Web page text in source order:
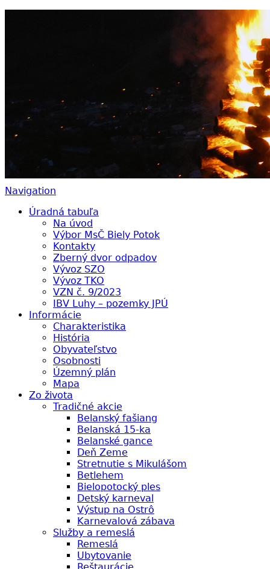
Biely Potok – Ružomberok
Navigation
Úradná tabuľa
Na úvod
Výbor MsČ Biely Potok
Kontakty
Zberný dvor odpadov
Vývoz SZO
Vývoz TKO
VZN č. 9/2023
IBV Luhy – pozemky JPÚ
Informácie
Charakteristika
História
Obyvateľstvo
Osobnosti
Územný plán
Mapa
Zo života
Tradičné akcie
Belanský fašiang
Belanská 15-ka
Belanské gance
Deň Zeme
Stretnutie s Mikulášom
Betlehem
Bielopotocký ples
Detský karneval
Výstup na Ostrô
Karnevalová zábava
Služby a remeslá
Remeslá
Ubytovanie